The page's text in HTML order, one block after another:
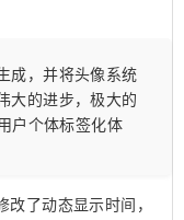
成，并将头像系统
大的进步，极大的
户个体标签化体
改了动态显示时间，